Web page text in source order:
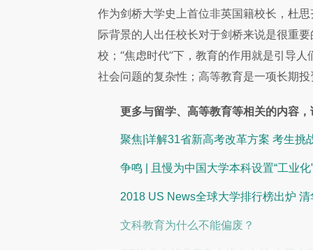
作为剑桥大学史上首位非英国籍校长，杜
际背景的人出任校长对于剑桥来说是很重
校；“焦虑时代”下，教育的作用就是引导
社会问题的复杂性；高等教育是一项长期
更多与留学、高等教育等相关的内容
聚焦|详解31省新高考改革方案 考生挑
争鸣 | 且慢为中国大学本科设置“工业
2018 US News全球大学排行榜出炉
文科教育为什么不能偏废？